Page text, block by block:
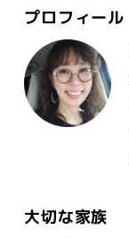
プロフィール
大切な家族